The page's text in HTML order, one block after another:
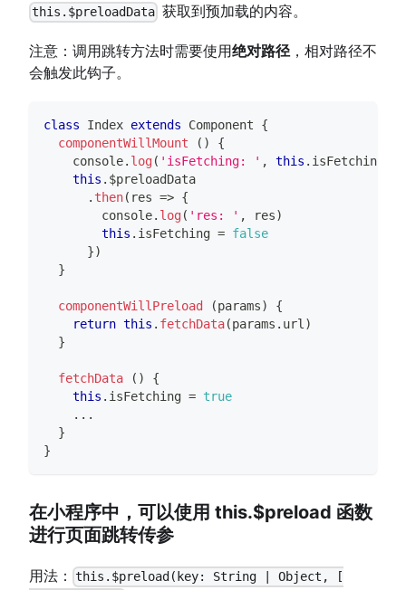
this.$preloadData 获取到预加载的内容。
注意：调用跳转方法时需要使用绝对路径，相对路径不
会触发此钩子。
class Index extends Component
{
componentWillMount
( )
{
console. log( 'isFetching: ' , this . isFetching
this . $preloadData
. then( res => {
console. log( 'res: ' , res)
this . isFetching = false
})
}
componentWillPreload (params)
{
return this . fetchData(params . url)
}
fetchData ( )
{
this . isFetching = true
...
}
}
在小程序中，可以使用 this.$preload 函数
进行页面跳转传参
用法：
this.$preload(key: String | Object, [